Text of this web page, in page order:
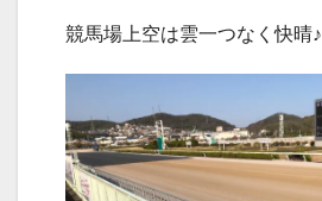
競馬場上空は雲一つなく快晴♪